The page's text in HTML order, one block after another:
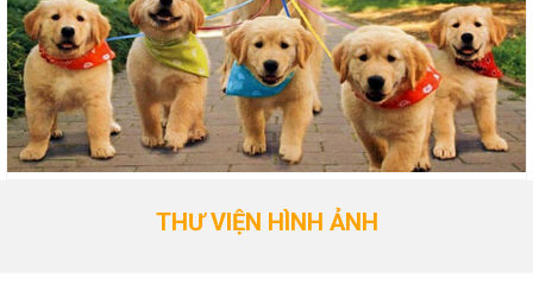
THƯ VIỆN HÌNH ẢNH